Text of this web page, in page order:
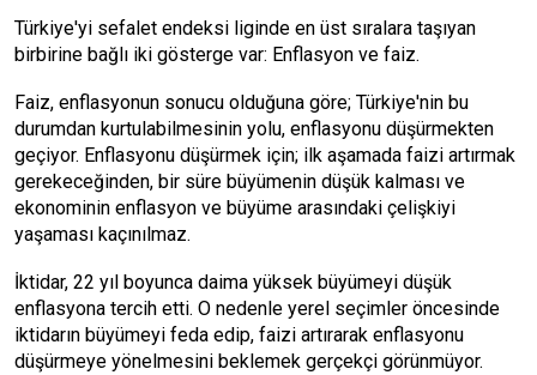
Türkiye'yi sefalet endeksi liginde en üst sıralara taşıyan
birbirine bağlı iki gösterge var: Enflasyon ve faiz.
Faiz, enflasyonun sonucu olduğuna göre; Türkiye'nin bu
durumdan kurtulabilmesinin yolu, enflasyonu düşürmekten
geçiyor. Enflasyonu düşürmek için; ilk aşamada faizi artırmak
gerekeceğinden, bir süre büyümenin düşük kalması ve
ekonominin enflasyon ve büyüme arasındaki çelişkiyi
yaşaması kaçınılmaz.
İktidar, 22 yıl boyunca daima yüksek büyümeyi düşük
enflasyona tercih etti. O nedenle yerel seçimler öncesinde
iktidarın büyümeyi feda edip, faizi artırarak enflasyonu
düşürmeye yönelmesini beklemek gerçekçi görünmüyor.